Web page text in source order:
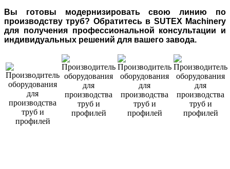
Вы готовы модернизировать свою линию по
производству труб? Обратитесь в SUTEX Machinery
для получения профессиональной консультации и
индивидуальных решений для вашего завода.